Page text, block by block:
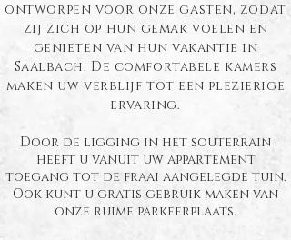
ontworpen voor onze gasten, zodat
zij zich op hun gemak voelen en
genieten van hun vakantie in
Saalbach. De comfortabele kamers
maken uw verblijf tot een plezierige
ervaring.
Door de ligging in het souterrain
heeft u vanuit uw appartement
toegang tot de fraai aangelegde tuin.
Ook kunt u gratis gebruik maken van
onze ruime parkeerplaats.